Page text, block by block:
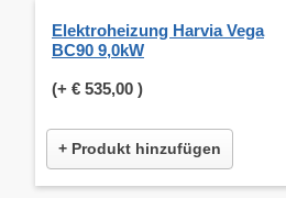
Elektroheizung Harvia Vega
BC90 9,0kW
(+ € 535,00 )
+ Produkt hinzufügen